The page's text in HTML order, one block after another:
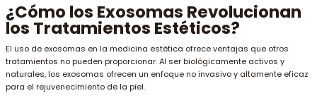
¿Cómo los Exosomas Revolucionan
los Tratamientos Estéticos?
El uso de exosomas en la medicina estética ofrece ventajas que otros
tratamientos no pueden proporcionar. Al ser biológicamente activos y
naturales, los exosomas ofrecen un enfoque no invasivo y altamente eficaz
para el rejuvenecimiento de la piel.